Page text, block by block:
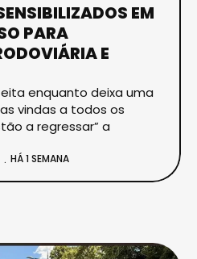
EM
PARA
E
enquanto deixa uma
vindas a todos os
a regressar” a
HÁ 1 SEMANA